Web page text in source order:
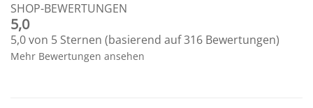
SHOP-BEWERTUNGEN
5,0
5,0 von 5 Sternen (basierend auf 316 Bewertungen)
Mehr Bewertungen ansehen